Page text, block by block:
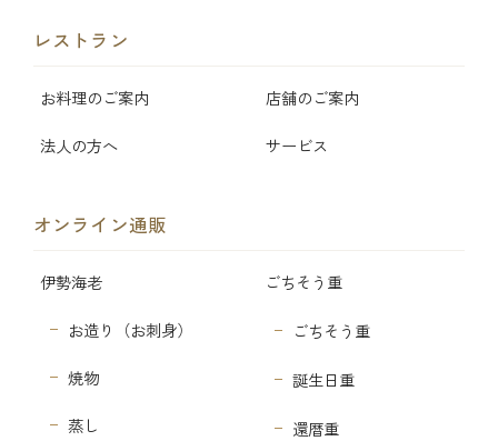
レストラン
お料理のご案内 店舗のご案内
法人の方へ サービス
オンライン通販
伊勢海老
お造り（お刺身）
焼物
蒸し
ごちそう重
ごちそう重
誕生日重
還暦重